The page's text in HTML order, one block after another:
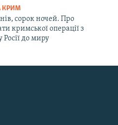
КРИМ
сорок ночей. Про
кримської операції з
Росії до миру